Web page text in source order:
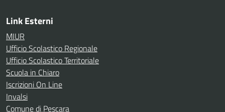
Link Esterni
MIUR
Ufficio Scolastico Regionale
Ufficio Scolastico Territoriale
Scuola in Chiaro
Iscrizioni On Line
Invalsi
Comune di Pescara